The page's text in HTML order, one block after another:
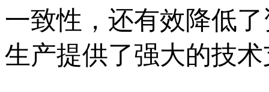
一致性，还有效降低
生产提供了强大的技